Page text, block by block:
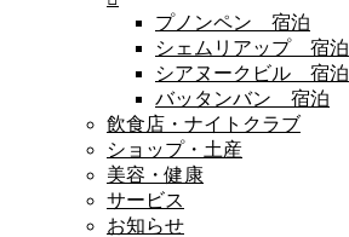
プノンペン 宿泊
シェムリアップ 宿泊
シアヌークビル 宿泊
バッタンバン 宿泊
飲食店・ナイトクラブ
ショップ・土産
美容・健康
サービス
お知らせ